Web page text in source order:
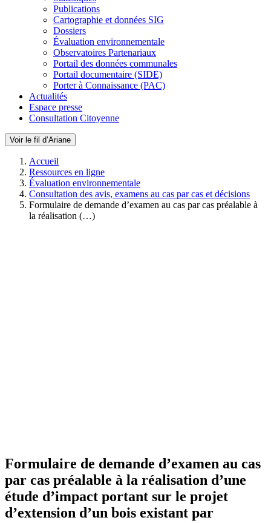
Publications
Cartographie et données SIG
Dossiers
Évaluation environnementale
Observatoires Partenariaux
Portail des données communales
Portail documentaire (SIDE)
Porter à Connaissance (PAC)
Actualités
Espace presse
Consultation Citoyenne
Voir le fil d’Ariane
Accueil
Ressources en ligne
Évaluation environnementale
Consultation des avis, examens au cas par cas et décisions
Formulaire de demande d’examen au cas par cas préalable à
la réalisation (…)
Formulaire de demande d’examen au cas
par cas préalable à la réalisation d’une
étude d’impact portant sur le projet
d’extension d’un bois existant par